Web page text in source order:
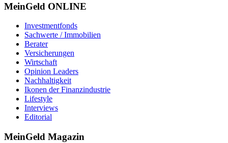
MeinGeld ONLINE
Investmentfonds
Sachwerte / Immobilien
Berater
Versicherungen
Wirtschaft
Opinion Leaders
Nachhaltigkeit
Ikonen der Finanzindustrie
Lifestyle
Interviews
Editorial
MeinGeld Magazin